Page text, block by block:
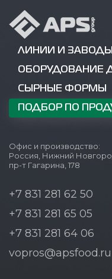
ЛИНИИ И ЗАВОДЫ
ОБОРУДОВАНИЕ
СЫРНЫЕ ФОРМЫ
ПОДБОР ПО
Офис и производство:
Россия, Нижний
пр-т Гагарина, 178
+7 831 281 62 50
+7 831 281 65 05
+7 831 281 64 06
vopros@apsfood.ru